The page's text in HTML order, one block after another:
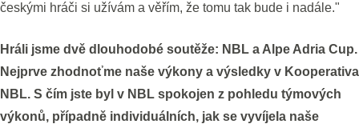
českými hráči si užívám a věřím, že tomu tak bude i nadále."
Hráli jsme dvě dlouhodobé soutěže: NBL a Alpe Adria Cup.
Nejprve zhodnoťme naše výkony a výsledky v Kooperativa
NBL. S čím jste byl v NBL spokojen z pohledu týmových
výkonů, případně individuálních, jak se vyvíjela naše